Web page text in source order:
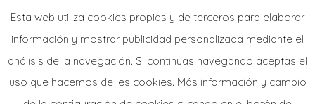
Esta web utiliza cookies propias y de terceros para elaborar
información y mostrar publicidad personalizada mediante el
análisis de la navegación. Si continuas navegando aceptas el
uso que hacemos de les cookies. Más información y cambio